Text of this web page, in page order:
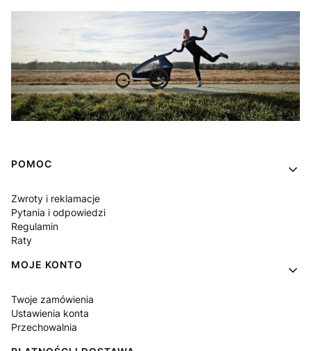
Linki w stopce
POMOC
Zwroty i reklamacje
Pytania i odpowiedzi
Regulamin
Raty
MOJE KONTO
Twoje zamówienia
Ustawienia konta
Przechowalnia